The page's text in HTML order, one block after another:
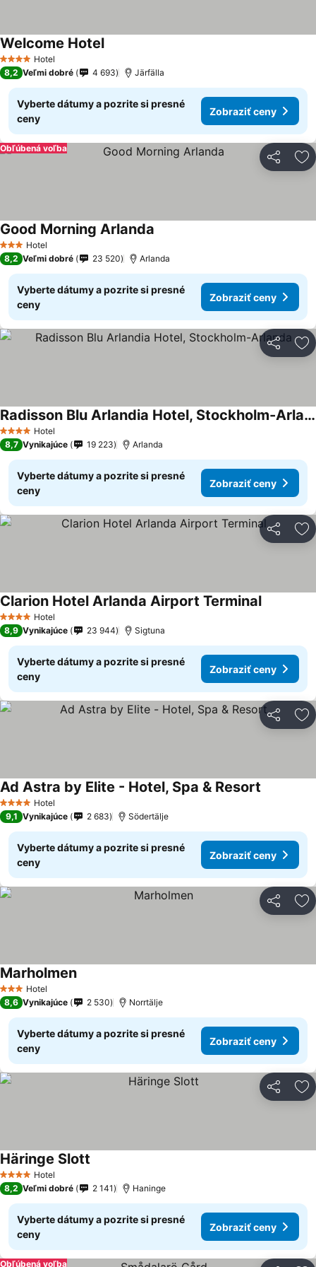
4 Počet hviezdičiek
Hotel
Welcome Hotel
8,2 Veľmi dobré 4 693 Järfälla
Vyberte dátumy a pozrite si presné
ceny
Zobraziť ceny
Zdieľať
Obľúbená voľba
3 Počet hviezdičiek
Hotel
Good Morning Arlanda
8,2 Veľmi dobré 23 520 Arlanda
Vyberte dátumy a pozrite si presné
ceny
Zobraziť ceny
Zdieľať
4 Počet hviezdičiek
Hotel
Radisson Blu Arlandia Hotel, Stockholm-Arlanda
8,7 Vynikajúce 19 223 Arlanda
Vyberte dátumy a pozrite si presné
ceny
Zobraziť ceny
Zdieľať
4 Počet hviezdičiek
Hotel
Clarion Hotel Arlanda Airport Terminal
8,9 Vynikajúce 23 944 Sigtuna
Vyberte dátumy a pozrite si presné
ceny
Zobraziť ceny
Zdieľať
4 Počet hviezdičiek
Hotel
Ad Astra by Elite - Hotel, Spa & Resort
9,1 Vynikajúce 2 683 Södertälje
Vyberte dátumy a pozrite si presné
ceny
Zobraziť ceny
Zdieľať
3 Počet hviezdičiek
Hotel
Marholmen
8,6 Vynikajúce 2 530 Norrtälje
Vyberte dátumy a pozrite si presné
ceny
Zobraziť ceny
Zdieľať
4 Počet hviezdičiek
Hotel
Häringe Slott
8,2 Veľmi dobré 2 141 Haninge
Vyberte dátumy a pozrite si presné
ceny
Zobraziť ceny
Obľúbená voľba